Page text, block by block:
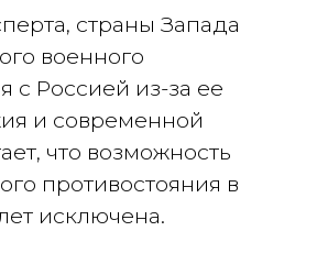
страны Запада
военного
с Россией из-за ее
и современной
что возможность
противостояния в
исключена.